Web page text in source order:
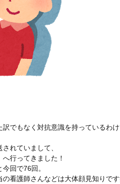
でもなく対抗意識を持っているわ
れていまして、
行ってきました！
回で76回。
看護師さんなどは大体顔見知りで